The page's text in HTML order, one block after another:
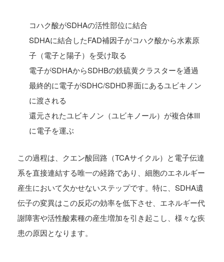
コハク酸がSDHAの活性部位に結合
SDHAに結合したFAD補因子がコハク酸から水素原
子（電子と陽子）を受け取る
電子がSDHAからSDHBの鉄硫黄クラスターを通過
最終的に電子がSDHC/SDHD界面にあるユビキノン
に渡される
還元されたユビキノン（ユビキノール）が複合体III
に電子を運ぶ
この過程は、クエン酸回路（TCAサイクル）と電子伝達
系を直接連結する唯一の経路であり、細胞のエネルギー
産生において欠かせないステップです。特に、SDHA遺
伝子の変異はこの反応の効率を低下させ、エネルギー代
謝障害や活性酸素種の産生増加を引き起こし、様々な疾
患の原因となります。